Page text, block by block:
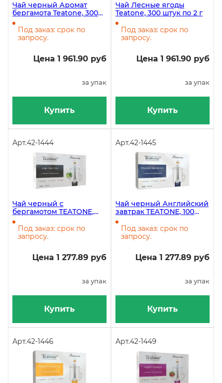
Чай черный Аромат
бергамота Teatone, 300
штук по 1,8 г
Под заказ: срок по
запросу.
Цена 1 961.90 руб
за упак
Купить
Чай Лесные ягоды
Teatone, 300 штук по 2 г
Под заказ: срок по
запросу.
Цена 1 961.90 руб
за упак
Купить
Арт.42-1444
Чай черный с
бергамотом TEATONE,
100 стиков
Под заказ: срок по
запросу.
Цена 1 277.89 руб
за упак
Купить
Арт.42-1445
Чай черный Английский
завтрак TEATONE, 100
стиков
Под заказ: срок по
запросу.
Цена 1 277.89 руб
за упак
Купить
Арт.42-1446 Арт.42-1449